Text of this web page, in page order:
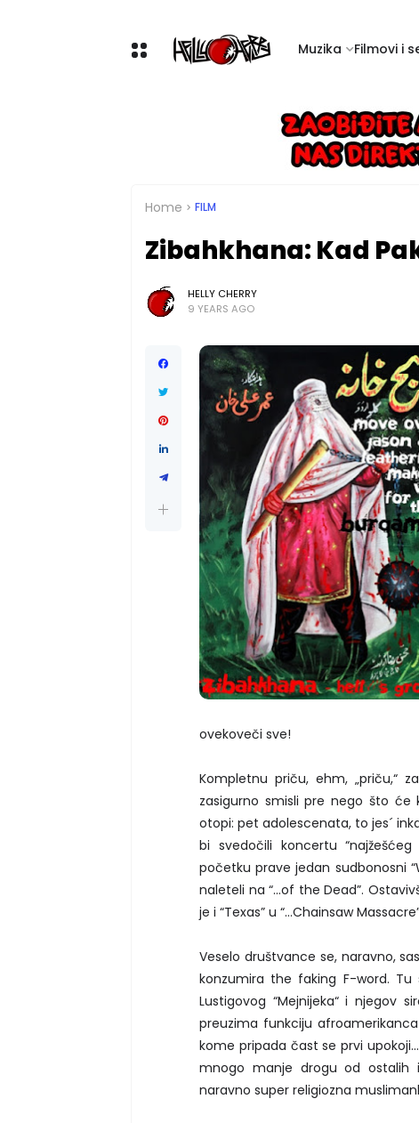
Muzika Filmovi i
Home FILM
Zibahkhana: Kad
HELLY CHERRY
9 YEARS AGO
ovekoveči sve!
Kompletnu priču, ehm, „priču,“
zasigurno smisli pre nego što
otopi: pet adolescenata, to jes´
bi svedočili koncertu
početku prave jedan sudbonosni
naleteli na “…of the Dead”.
je i “Texas” u “…Chainsaw
Veselo društvance se, naravno,
konzumira the faking F-word.
Lustigovog “Mejnijeka“ i njegov
preuzima funkciju
kome pripada čast se prvi
mnogo manje drogu od ostalih
naravno super religiozna